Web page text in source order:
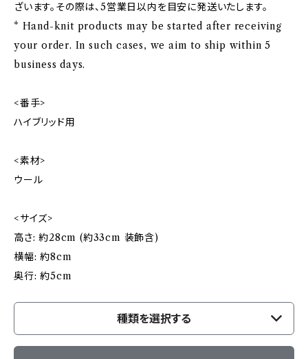
ざいます。その際は、5営業日以内を目安に発送いたします。
* Hand-knit products may be started after receiving
your order. In such cases, we aim to ship within 5
business days.
<番手>
ハイブリッド用
<素材>
ウール
<サイズ>
高さ: 約28cm (約33cm 装飾含)
横幅: 約8cm
奥行: 約5cm
種類を選択する